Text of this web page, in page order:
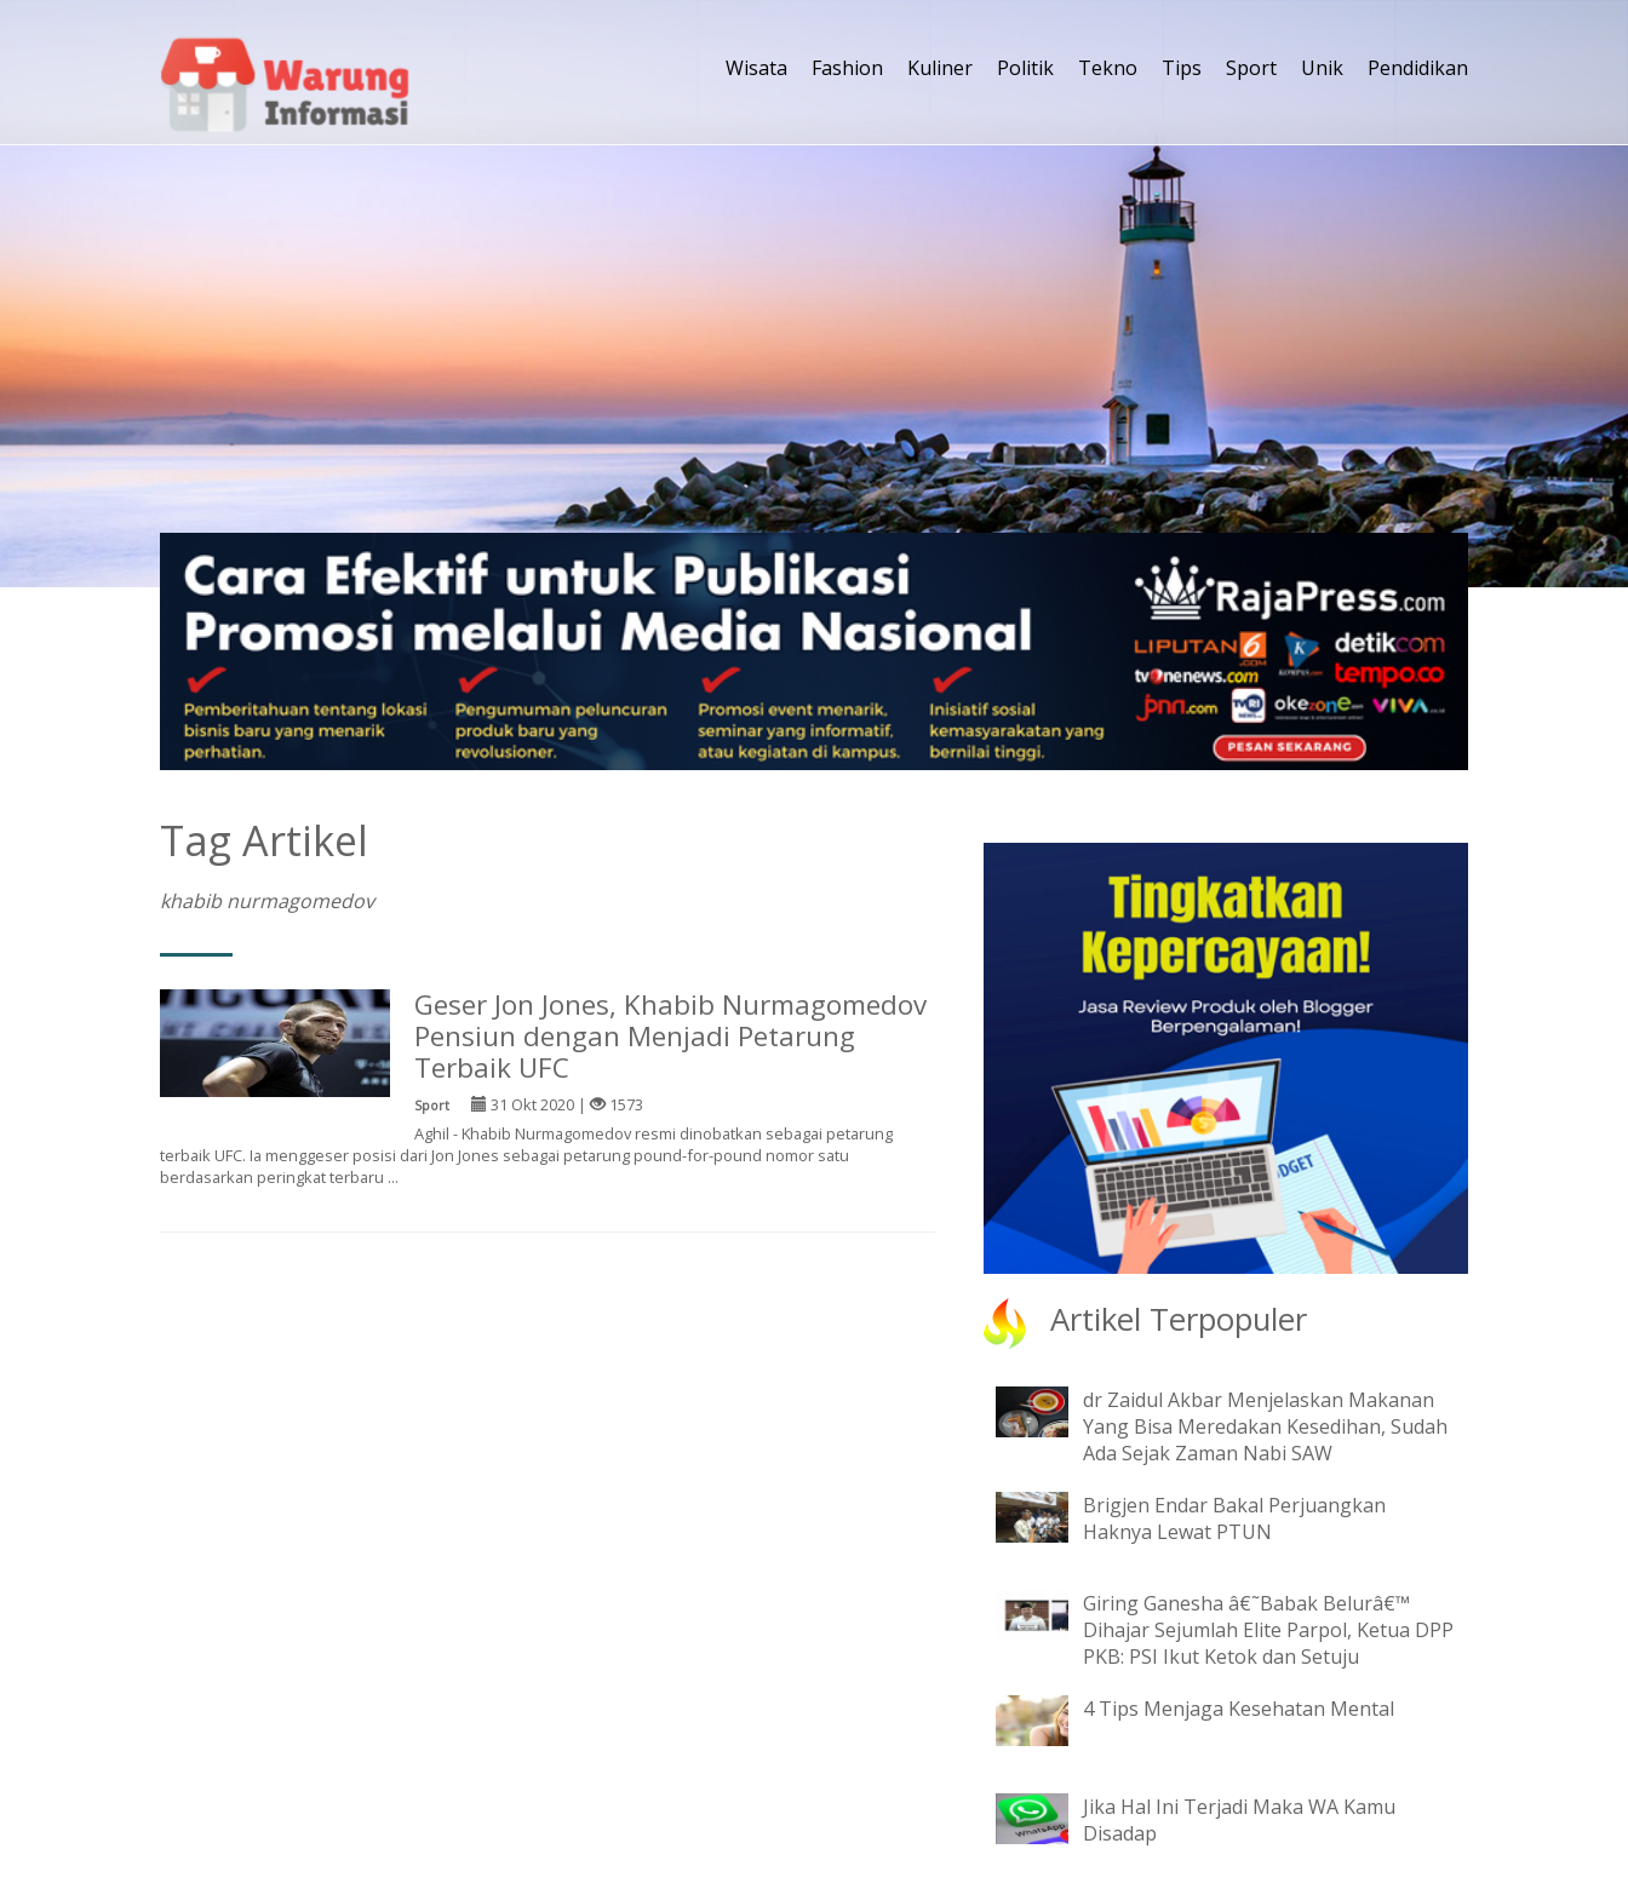
Wisata Fashion Kuliner Politik Tekno Tips Sport Unik Pendidikan
Tag Artikel
khabib nurmagomedov
Geser Jon Jones, Khabib Nurmagomedov
Pensiun dengan Menjadi Petarung
Terbaik UFC
Sport 31 Okt 2020 |
1573
Aghil - Khabib Nurmagomedov resmi dinobatkan sebagai petarung
terbaik UFC. Ia menggeser posisi dari Jon Jones sebagai petarung pound-for-pound nomor satu
berdasarkan peringkat terbaru ...
Artikel Terpopuler
dr Zaidul Akbar Menjelaskan Makanan
Yang Bisa Meredakan Kesedihan, Sudah
Ada Sejak Zaman Nabi SAW
Brigjen Endar Bakal Perjuangkan
Haknya Lewat PTUN
Giring Ganesha â€˜Babak Belurâ€™
Dihajar Sejumlah Elite Parpol, Ketua DPP
PKB: PSI Ikut Ketok dan Setuju
4 Tips Menjaga Kesehatan Mental
Jika Hal Ini Terjadi Maka WA Kamu
Disadap